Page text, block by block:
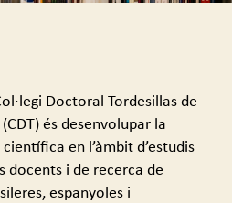
Doctoral Tordesillas de
és desenvolupar la
en l’àmbit d’estudis
docents i de recerca de
espanyoles i